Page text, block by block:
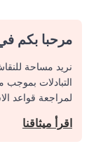
مرحبا بكم
نريد مساحة
التبادلات بموجب
لمراجعة قواعد
اقرأ ميثاقنا